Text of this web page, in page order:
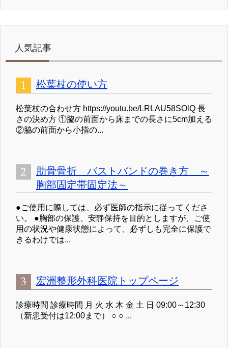
人気記事
松葉杖の使い方
松葉杖の合わせ方 https://youtu.be/LRLAU58SOlQ 長
さの決め方 ①脇の前面から床までの長さに5cm加える
②脇の前面から小指の...
肋骨骨折 バストバンドの巻き方 ～
胸部固定帯固定法～
●ご使用に際しては、必ず医師の指示に従ってくださ
い。 ●胸部の保護、安静保持を目的としますが、ご使
用の状況や健康状態によって、必ずしも完全に保護で
きるわけでは...
宏洲整形外科医院トップページ
診療時間 診療時間 月 火 水 木 金 土 日 09:00～12:30
（新患受付は12:00まで） ○ ○ ...